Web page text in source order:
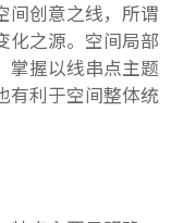
间创意之线，所谓
化之源。空间局部
掌握以线串点主题
有利于空间整体统